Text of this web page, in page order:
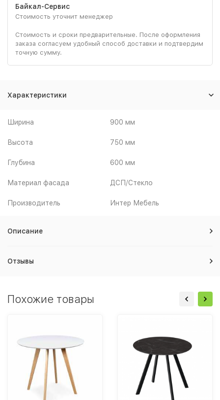
Байкал-Сервис
Стоимость уточнит менеджер
Стоимость и сроки предварительные. После оформления
заказа согласуем удобный способ доставки и подтвердим
точную сумму.
Характеристики
Ширина 900 мм
Высота 750 мм
Глубина 600 мм
Материал фасада ДСП/Стекло
Производитель Интер Мебель
Описание
Отзывы
Похожие товары